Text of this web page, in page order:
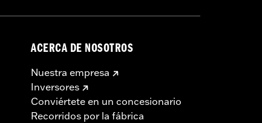
ACERCA DE NOSOTROS
Nuestra empresa
Inversores
Conviértete en un concesionario
Recorridos por la fábrica